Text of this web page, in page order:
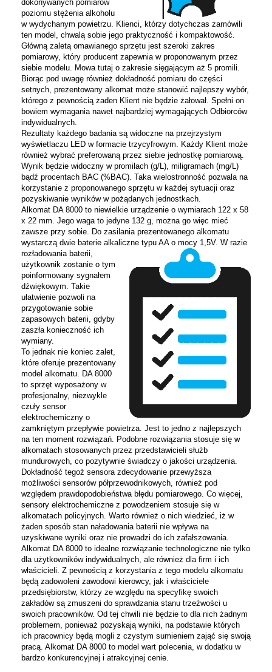
dokonywanych pomiarów
poziomu stężenia alkoholu
w wydychanym powietrzu. Klienci, którzy dotychczas zamówili
ten model, chwalą sobie jego praktyczność i kompaktowość.
Główną zaletą omawianego sprzętu jest szeroki zakres
pomiarowy, który producent zapewnia w proponowanym przez
siebie modelu. Mowa tutaj o zakresie sięgającym aż 5 promili.
Biorąc pod uwagę również dokładność pomiaru do części
setnych, prezentowany alkomat może stanowić najlepszy wybór,
którego z pewnością żaden Klient nie będzie żałował. Spełni on
bowiem wymagania nawet najbardziej wymagających Odbiorców
indywidualnych.
Rezultaty każdego badania są widoczne na przejrzystym
wyświetlaczu LED w formacie trzycyfrowym. Każdy Klient może
również wybrać preferowaną przez siebie jednostkę pomiarową.
Wynik będzie widoczny w promilach (g/L), miligramach (mg/L)
bądź procentach BAC (%BAC). Taka wielostronność pozwala na
korzystanie z proponowanego sprzętu w każdej sytuacji oraz
pozyskiwanie wyników w pożądanych jednostkach.
Alkomat DA 8000 to niewielkie urządzenie o wymiarach 122 x 58
x 22 mm. Jego waga to jedyne 132 g, można go więc mieć
zawsze przy sobie. Do zasilania prezentowanego alkomatu
wystarczą dwie baterie alkaliczne typu AA o mocy 1,5V. W razie
rozładowania baterii,
użytkownik zostanie o tym
poinformowany sygnałem
dźwiękowym. Takie
ułatwienie pozwoli na
przygotowanie sobie
zapasowych baterii, gdyby
zaszła konieczność ich
wymiany.
To jednak nie koniec zalet,
które oferuje prezentowany
model alkomatu. DA 8000
to sprzęt wyposażony w
profesjonalny, niezwykle
czuły sensor
elektrochemiczny o
zamkniętym przepływie powietrza. Jest to jedno z najlepszych
na ten moment rozwiązań. Podobne rozwiązania stosuje się w
alkomatach stosowanych przez przedstawicieli służb
mundurowych, co pozytywnie świadczy o jakości urządzenia.
Dokładność tegoż sensora zdecydowanie przewyższa
możliwości sensorów półprzewodnikowych, również pod
względem prawdopodobieństwa błędu pomiarowego. Co więcej,
sensory elektrochemiczne z powodzeniem stosuje się w
alkomatach policyjnych. Warto również o nich wiedzieć, iż w
żaden sposób stan naładowania baterii nie wpływa na
uzyskiwane wyniki oraz nie prowadzi do ich zafałszowania.
Alkomat DA 8000 to idealne rozwiązanie technologiczne nie tylko
dla użytkowników indywidualnych, ale również dla firm i ich
właścicieli. Z pewnością z korzystania z tego modelu alkomatu
będą zadowoleni zawodowi kierowcy, jak i właściciele
przedsiębiorstw, którzy ze względu na specyfikę swoich
zakładów są zmuszeni do sprawdzania stanu trzeźwości u
swoich pracowników. Od tej chwili nie będzie to dla nich żadnym
problemem, ponieważ pozyskają wyniki, na podstawie których
ich pracownicy będą mogli z czystym sumieniem zająć się swoją
pracą. Alkomat DA 8000 to model wart polecenia, w dodatku w
bardzo konkurencyjnej i atrakcyjnej cenie.